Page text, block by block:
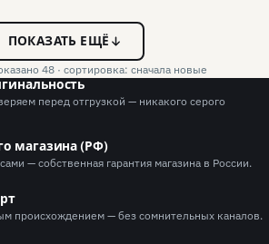
ПОКАЗАТЬ ЕЩЁ
48 · сортировка: сначала новые
перед отгрузкой — никакого серого
магазина (РФ)
— собственная гарантия магазина в России.
происхождением — без сомнительных каналов.